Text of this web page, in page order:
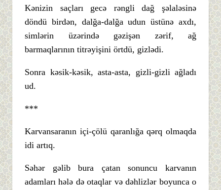
Kənizin saçları gecə rəngli dağ şəlaləsinə
döndü birdən, dalğa-dalğa udun üstünə axdı,
simlərin üzərində gəzişən zərif, ağ
barmaqlarının titrəyişini örtdü, gizlədi.
Sonra kəsik-kəsik, asta-asta, gizli-gizli ağladı
ud.
***
Karvansaranın içi-çölü qaranlığa qərq olmaqda
idi artıq.
Səhər gəlib bura çatan sonuncu karvanın
adamları hələ də otaqlar və dəhlizlər boyunca o